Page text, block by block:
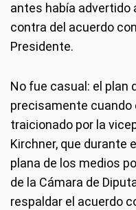
antes había advertido
contra del acuerdo
Presidente.
No fue casual: el plan
precisamente cuando
traicionado por la
Kirchner, que durante
plana de los medios
de la Cámara de
respaldar el acuerdo